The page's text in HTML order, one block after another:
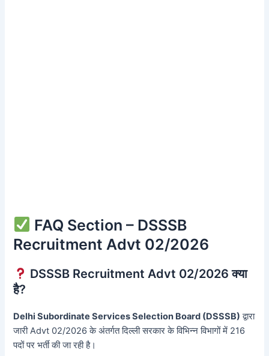
FAQ Section – DSSSB
Recruitment Advt 02/2026
DSSSB Recruitment Advt 02/2026 क्या
है?
Delhi Subordinate Services Selection Board (DSSSB) द्वारा
जारी Advt 02/2026 के अंतर्गत दिल्ली सरकार के विभिन्न विभागों में 216
पदों पर भर्ती की जा रही है।